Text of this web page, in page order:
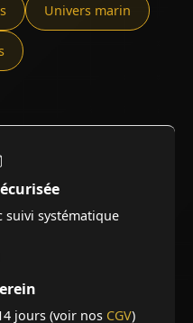
Univers marin
suivi systématique
jours (voir nos CGV)